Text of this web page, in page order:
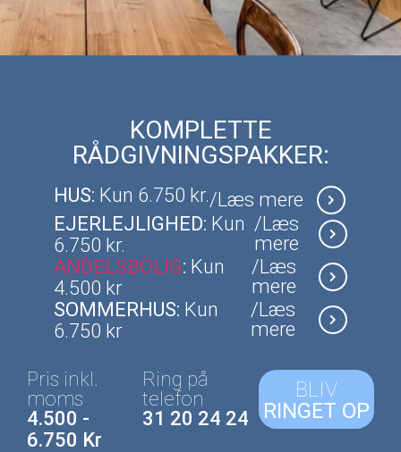
KOMPLETTE
RÅDGIVNINGSPAKKER:
HUS: Kun 6.750 kr./Læs mere
EJERLEJLIGHED: Kun
6.750 kr.
/Læs
mere
ANDELSBOLIG: Kun
4.500 kr
/Læs
mere
SOMMERHUS: Kun
6.750 kr
/Læs
mere
Pris inkl.
moms
4.500 -
6.750 Kr
Ring på
telefon
31 20 24 24
BLIV
RINGET OP